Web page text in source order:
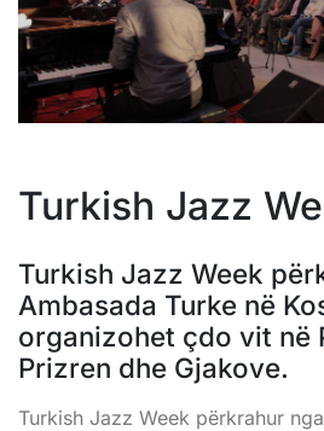
Turkish Jazz
Turkish Jazz Week
Ambasada Turke në
organizohet çdo vit në
Prizren dhe Gjakove.
Turkish Jazz Week përkrahur